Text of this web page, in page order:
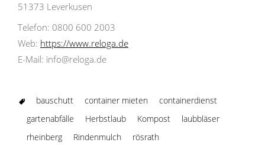
51373 Leverkusen
Telefon: 0800 600 2003
Web: https://www.reloga.de
E-Mail: info@reloga.de
bauschutt container mieten
containerdienst
gartenabfälle
Herbstlaub Kompost
laubbläser
rheinberg
Rindenmulch rösrath